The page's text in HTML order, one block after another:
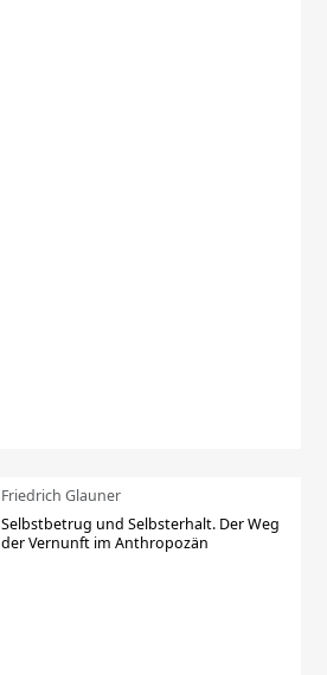
Friedrich Glauner
Selbstbetrug und Selbsterhalt. Der Weg
der Vernunft im Anthropozän